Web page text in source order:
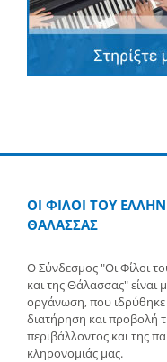
ΟΙ ΦΙΛΟΙ ΤΟΥ
ΘΑΛΑΣΣΑΣ
Ο Σύνδεσμος "Οι Φίλοι
και της Θάλασσας" είναι
οργάνωση, που ιδρύθηκε
διατήρηση και προβολή
περιβάλλοντος και της
κληρονομιάς μας.